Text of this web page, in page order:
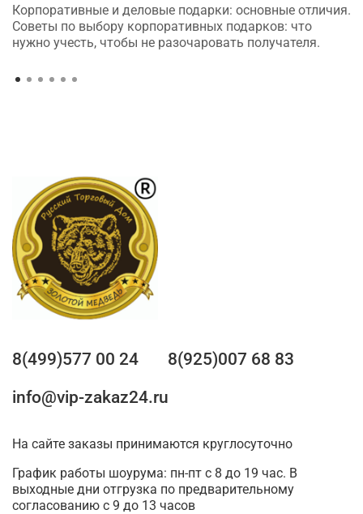
Корпоративные и деловые подарки: основные отличия.
Советы по выбору корпоративных подарков: что
нужно учесть, чтобы не разочаровать получателя.
8(499)577 00 24
8(925)007 68 83
info@vip-zakaz24.ru
На сайте заказы принимаются круглосуточно
График работы шоурума: пн-пт с 8 до 19 час. В
выходные дни отгрузка по предварительному
согласованию с 9 до 13 часов